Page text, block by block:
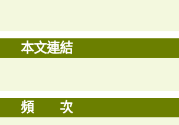
本文連結
頻 次